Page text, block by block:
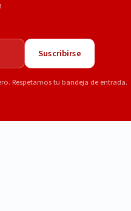
Suscribirse
Respetamos tu bandeja de entrada.